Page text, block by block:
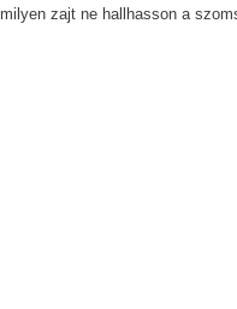
zajt ne hallhasson a